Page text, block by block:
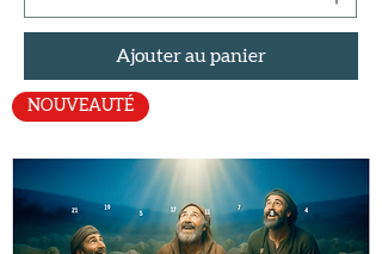
Ajouter au panier
NOUVEAUTÉ